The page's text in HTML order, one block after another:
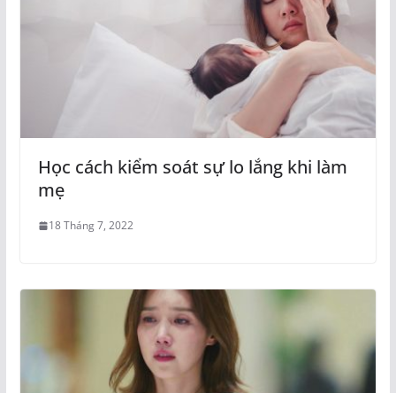
Học cách kiểm soát sự lo lắng khi làm
mẹ
18 Tháng 7, 2022